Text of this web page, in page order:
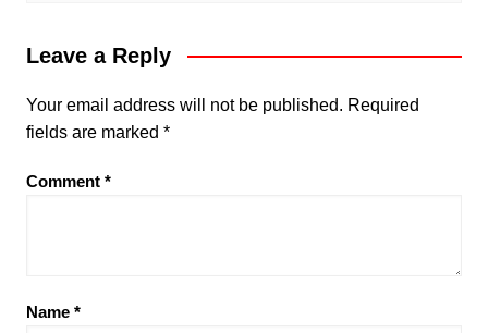
Leave a Reply
Your email address will not be published. Required
fields are marked *
Comment *
Name *